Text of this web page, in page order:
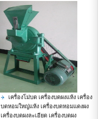
เครื่องโม่บด เครื่องบดผงแห้ง เครื่อง
บดหอมใหญ่แห้ง เครื่องบดหอมแดงผง
เครื่องบดผงละเอียด เครื่องบดผง